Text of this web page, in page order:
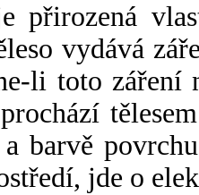
přirozená
vydává
li toto záření
barvě
jde o